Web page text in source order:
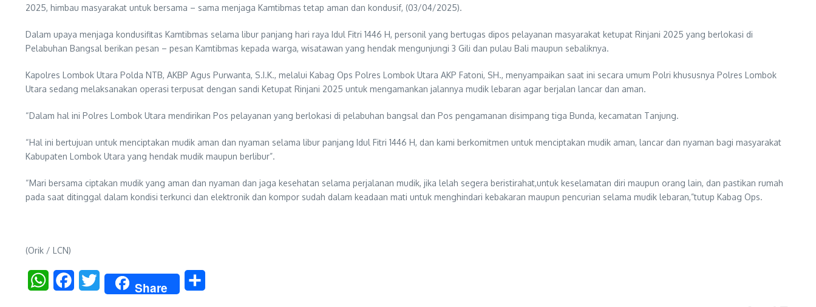
2025, himbau masyarakat untuk bersama – sama menjaga Kamtibmas tetap aman dan kondusif, (03/04/2025).
Dalam upaya menjaga kondusifitas Kamtibmas selama libur panjang hari raya Idul Fitri 1446 H, personil yang bertugas dipos pelayanan masyarakat ketupat Rinjani 2025 yang berlokasi di
Pelabuhan Bangsal berikan pesan – pesan Kamtibmas kepada warga, wisatawan yang hendak mengunjungi 3 Gili dan pulau Bali maupun sebaliknya.
Kapolres Lombok Utara Polda NTB, AKBP Agus Purwanta, S.I.K., melalui Kabag Ops Polres Lombok Utara AKP Fatoni, SH., menyampaikan saat ini secara umum Polri khususnya Polres Lombok
Utara sedang melaksanakan operasi terpusat dengan sandi Ketupat Rinjani 2025 untuk mengamankan jalannya mudik lebaran agar berjalan lancar dan aman.
“Dalam hal ini Polres Lombok Utara mendirikan Pos pelayanan yang berlokasi di pelabuhan bangsal dan Pos pengamanan disimpang tiga Bunda, kecamatan Tanjung.
“Hal ini bertujuan untuk menciptakan mudik aman dan nyaman selama libur panjang Idul Fitri 1446 H, dan kami berkomitmen untuk menciptakan mudik aman, lancar dan nyaman bagi masyarakat
Kabupaten Lombok Utara yang hendak mudik maupun berlibur”.
“Mari bersama ciptakan mudik yang aman dan nyaman dan jaga kesehatan selama perjalanan mudik, jika lelah segera beristirahat,untuk keselamatan diri maupun orang lain, dan pastikan rumah
pada saat ditinggal dalam kondisi terkunci dan elektronik dan kompor sudah dalam keadaan mati untuk menghindari kebakaran maupun pencurian selama mudik lebaran,”tutup Kabag Ops.
(Orik / LCN)
WhatsAppFacebookTwitter Share